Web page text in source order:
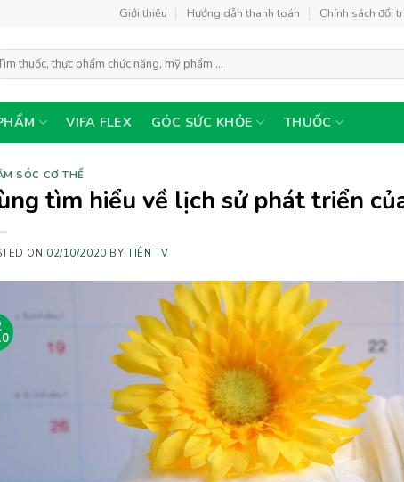
Giới thiệu Hướng dẫn thanh toán Chính sách đổi
VIFA FLEX GÓC SỨC KHỎE THUỐC
SÓC CƠ THỂ
tìm hiểu về lịch sử phát triển
ON 02/10/2020 BY TIÊN TV